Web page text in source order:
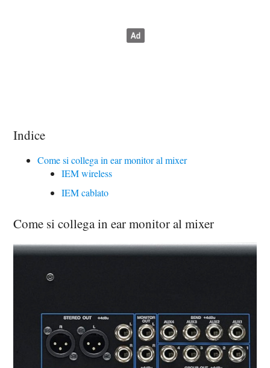
Indice
Come si collega in ear monitor al mixer
IEM wireless
IEM cablato
Come si collega in ear monitor al mixer